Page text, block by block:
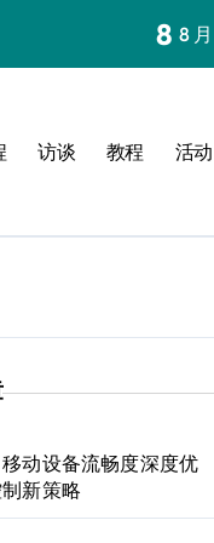
8 8
访谈 教程 活动
动设备流畅度深度优
新策略